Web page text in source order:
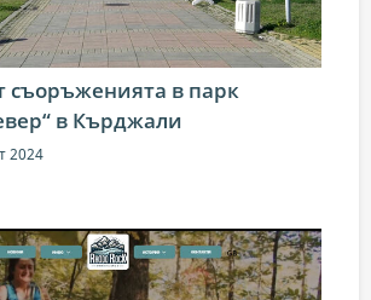
съоръженията в парк
в Кърджали
2024